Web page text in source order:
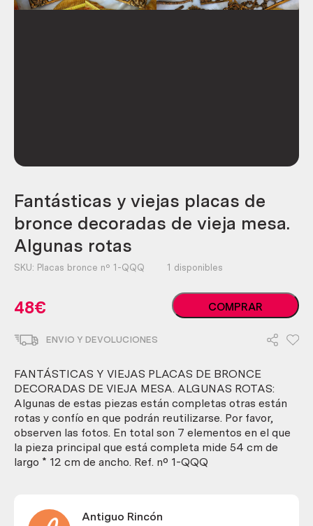
Fantásticas y viejas placas de
bronce decoradas de vieja mesa.
Algunas rotas
SKU: Placas bronce nº 1-QQQ 1 disponibles
48€
Fantásticas
y
bronce
decoradas
de
vieja
mesa.
Algunas
rotas
COMPRAR
ENVIO Y DEVOLUCIONES
FANTÁSTICAS Y VIEJAS PLACAS DE BRONCE
DECORADAS DE VIEJA MESA. ALGUNAS ROTAS:
Algunas de estas piezas están completas otras están
rotas y confío en que podrán reutilizarse. Por favor,
observen las fotos. En total son 7 elementos en el que
la pieza principal que está completa mide 54 cm de
largo * 12 cm de ancho. Ref. nº 1-QQQ
Antiguo Rincón